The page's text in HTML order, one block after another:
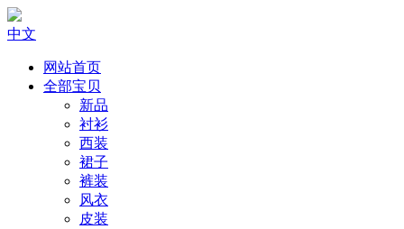
中文
网站首页
全部宝贝
新品
衬衫
西装
裙子
裤装
风衣
皮装